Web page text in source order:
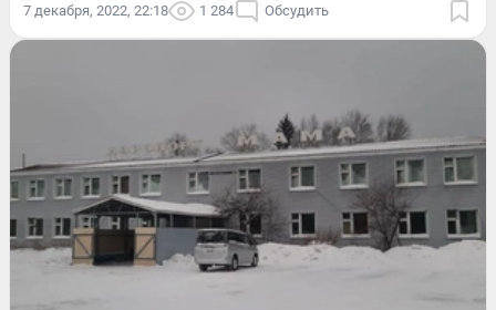
7 декабря, 2022, 22:18 1 284 Обсудить